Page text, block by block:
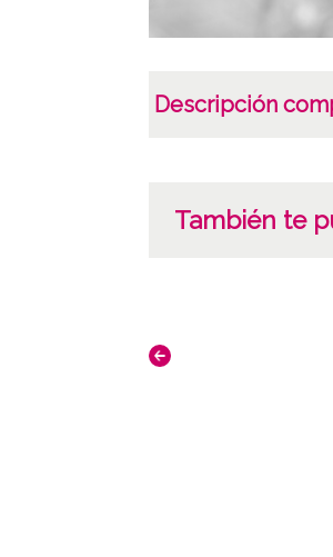
Descripción
También te